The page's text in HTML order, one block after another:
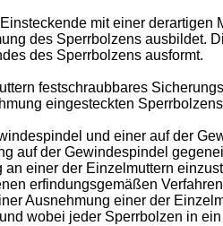
mit einer derartigen
des Sperrbolzens ausbildet.
des Sperrbolzens ausformt.
festschraubbares
eingesteckten
und einer auf der
auf der Gewindespindel
einer der Einzelmuttern
erfindungsgemäßen
Ausnehmung einer der
wobei jeder Sperrbolzen in